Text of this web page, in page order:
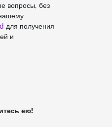
вопросы, без
для получения
и
ею!